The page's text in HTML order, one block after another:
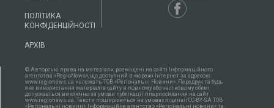
ПОЛІТИКА
КОНФІДЕНЦІЙНОСТІ
АРХІВ
© Авторські права на матеріали, розміщені на сайті Інформаційного
агентства «RegioNews», що доступний в мережі Інтернет за адресою:
www.regionews.ua належать ТОВ «Регіональні Новини». Передрук та будь-
яке використання матеріалів сайту в повному або частковому об'ємі
допускається виключно за умови публікації гіперпосилання на сайт
www.regionews.ua. Тексти поширюються нa умовах ліцензії CC-BY-SA ТОВ
«Регіональні новини», Інформаційне агентство «Регіональні новини» та